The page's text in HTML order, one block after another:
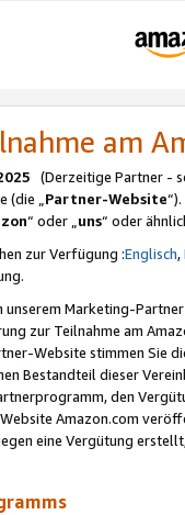
am
(Derzeitige Partner -
(die „Partner-Website
“ oder „uns“ oder
zur Verfügung :Englisch,
unserem Marketing-
zur Teilnahme am
Website stimmen Sie
Bestandteil dieser
den
Amazon.com
eine Vergütung